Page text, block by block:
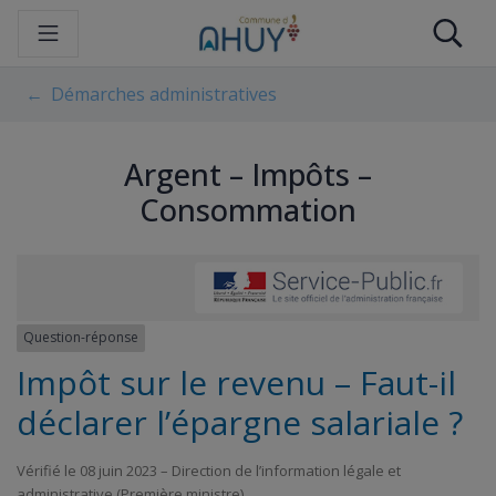
Démarches administratives
Argent – Impôts –
Consommation
Question-réponse
Impôt sur le revenu – Faut-il
déclarer l’épargne salariale ?
Vérifié le 08 juin 2023 – Direction de l’information légale et